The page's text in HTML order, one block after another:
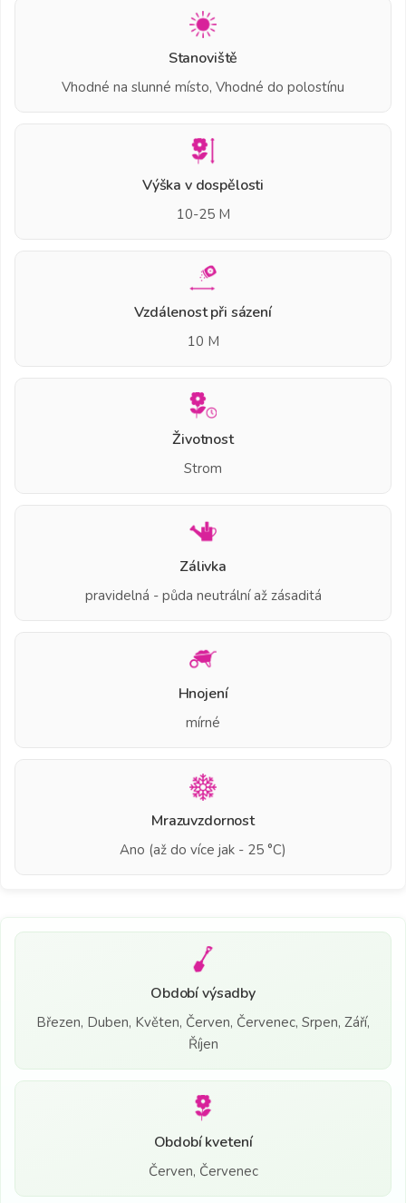
Stanoviště
Vhodné na slunné místo, Vhodné do polostínu
Výška v dospělosti
10-25 M
Vzdálenost při sázení
10 M
Životnost
Strom
Zálivka
pravidelná - půda neutrální až zásaditá
Hnojení
mírné
Mrazuvzdornost
Ano (až do více jak - 25 °C)
Období výsadby
Březen, Duben, Květen, Červen, Červenec, Srpen, Září,
Říjen
Období kvetení
Červen, Červenec